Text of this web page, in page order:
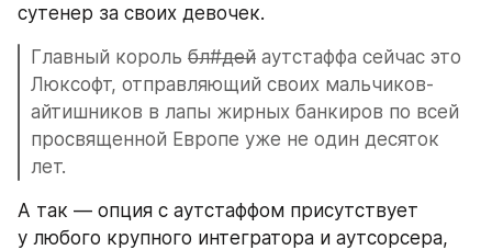
сутенер за своих девочек.
Главный король бл#дей аутстаффа сейчас это
Люксофт, отправляющий своих мальчиков-
айтишников в лапы жирных банкиров по всей
просвященной Европе уже не один десяток
лет.
А так — опция с аутстаффом присутствует
у любого крупного интегратора и аутсорсера,